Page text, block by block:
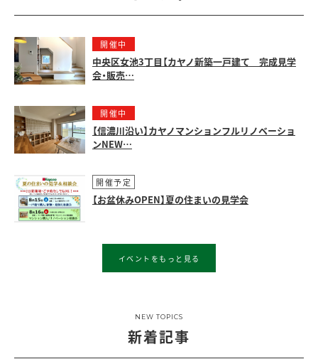
開催中
中央区女池3丁目【カヤノ新築一戸建て 完成見学
会・販売…
開催中
【信濃川沿い】カヤノマンションフルリノベーショ
ンNEW…
開催予定
【お盆休みOPEN】夏の住まいの見学会
イベントをもっと見る
NEW TOPICS
新着記事